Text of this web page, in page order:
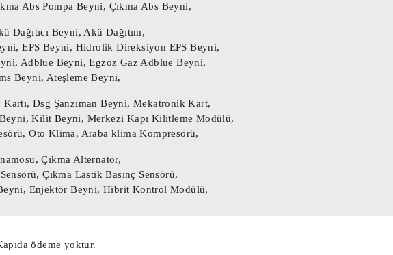
Motor Beyni,
Beyni, Ekskavatör Motor Beyni,
Stop Beyni,
Açılır Tavan Motoru,
Vites Aksiyoneri, Debriyaj Robotu,
Çıkma Led Far Beyni, Led Far Beyni, Led Beyni,
Arka Sam Beyni, Ön Sam Beyni,
Beyni, Çıkma Bsm Beyni
Abs Pompa Beyni, Çıkma Abs Beyni,
Dağıtıcı Beyni, Akü Dağıtım,
EPS Beyni, Hidrolik Direksiyon EPS Beyni,
Adblue Beyni, Egzoz Gaz Adblue Beyni,
Beyni, Ateşleme Beyni,
Kartı, Dsg Şanzıman Beyni, Mekatronik Kart,
Kilit Beyni, Merkezi Kapı Kilitleme Modülü,
Oto Klima, Araba klima Kompresörü,
Çıkma Alternatör,
Çıkma Lastik Basınç Sensörü,
Enjektör Beyni, Hibrit Kontrol Modülü,
ödeme yoktur.